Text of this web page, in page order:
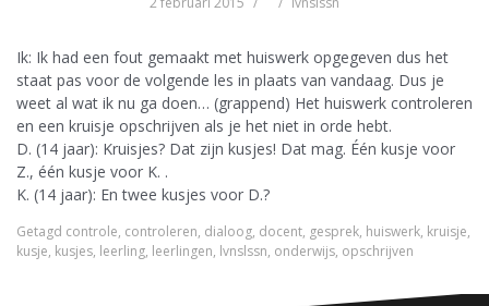
Ik: Ik had een fout gemaakt met huiswerk opgegeven dus het
staat pas voor de volgende les in plaats van vandaag. Dus je
weet al wat ik nu ga doen… (grappend) Het huiswerk controleren
en een kruisje opschrijven als je het niet in orde hebt.
D. (14 jaar): Kruisjes? Dat zijn kusjes! Dat mag. Één kusje voor
Z., één kusje voor K. .
K. (14 jaar): En twee kusjes voor D.?
Getagd controle, controleren, dialoog, docent, gesprek, huiswerk, kruisje,
kusje, kusjes, leerling, leerlingen, lvnslssn, onderwijs, opschrijven